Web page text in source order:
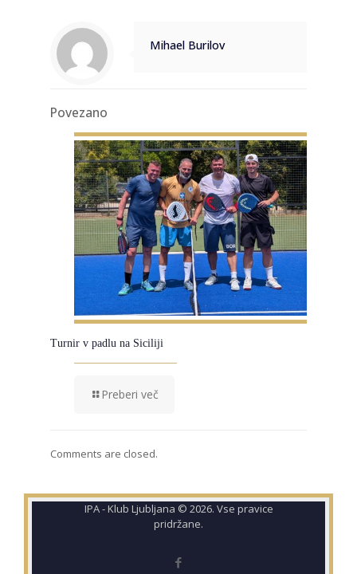
Mihael Burilov
Povezano
Turnir v padlu na Siciliji
Preberi več
Comments are closed.
IPA - Klub Ljubljana © 2026. Vse pravice
pridržane.